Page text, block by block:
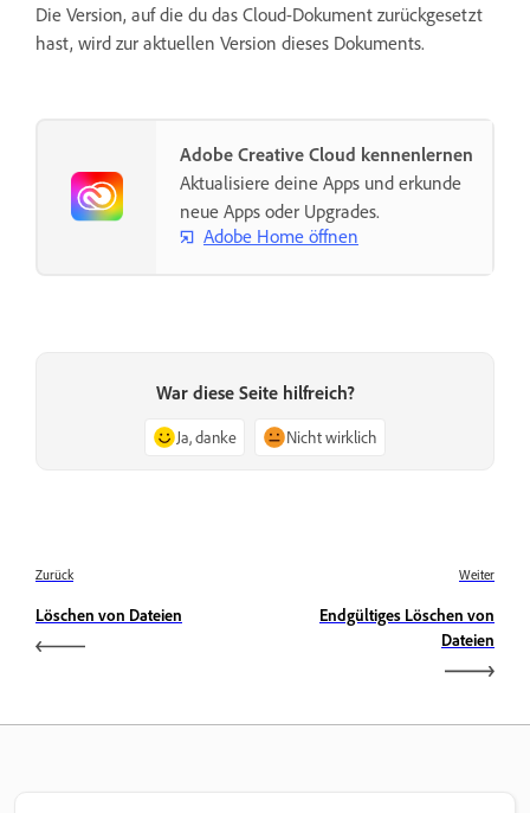
Die Version, auf die du das Cloud-Dokument zurückgesetzt
hast, wird zur aktuellen Version dieses Dokuments.
Adobe Creative Cloud kennenlernen
Aktualisiere deine Apps und erkunde
neue Apps oder Upgrades.
Adobe Home öffnen
War diese Seite hilfreich?
Ja, danke Nicht wirklich
Zurück
Löschen von Dateien
Weiter
Endgültiges Löschen von
Dateien